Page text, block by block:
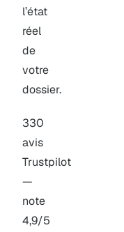
l’état
réel
de
votre
dossier.
330
avis
Trustpilot
—
note
4,9/5